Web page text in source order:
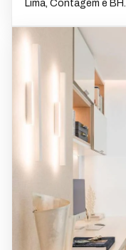
Lima, Contagem e BH.